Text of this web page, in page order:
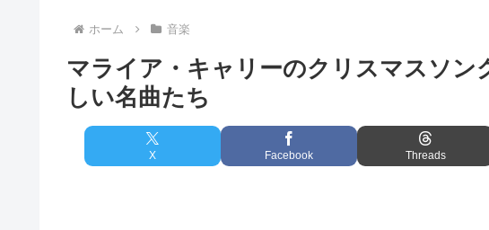
ホーム 音楽
マライア・キャリーのクリスマスソン
しい名曲たち
X Facebook Threads